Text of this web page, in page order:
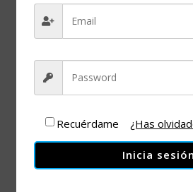
el
Recuérdame ¿Has
Inicia sesión